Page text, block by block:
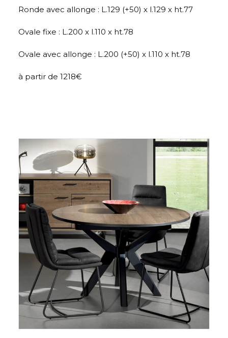
Ronde avec allonge : L.129 (+50) x l.129 x ht.77
Ovale fixe : L.200 x l.110 x ht.78
Ovale avec allonge : L.200 (+50) x l.110 x ht.78
à partir de 1218€